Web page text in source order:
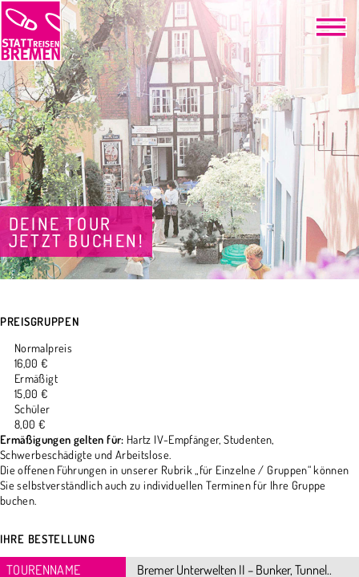
DEINE TOUR
JETZT BUCHEN!
PREISGRUPPEN
Normalpreis
16,00 €
Ermäßigt
15,00 €
Schüler
8,00 €
Ermäßigungen gelten für: Hartz IV-Empfänger, Studenten,
Schwerbeschädigte und Arbeitslose.
Die offenen Führungen in unserer Rubrik „für Einzelne / Gruppen“ können
Sie selbstverständlich auch zu individuellen Terminen für Ihre Gruppe
buchen.
IHRE BESTELLUNG
TOURENNAME